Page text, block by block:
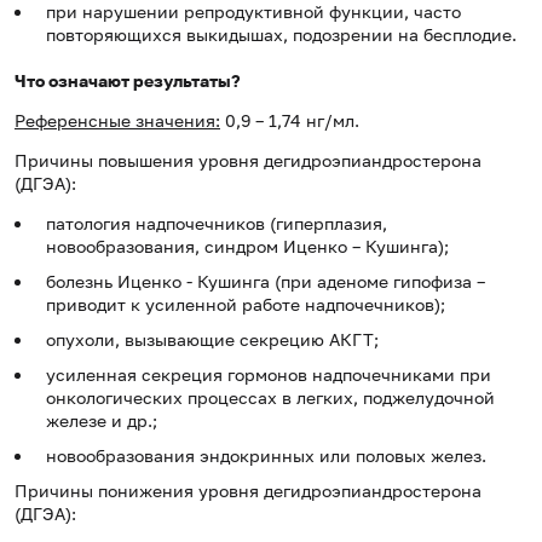
при нарушении репродуктивной функции, часто
повторяющихся выкидышах, подозрении на бесплодие.
Что означают результаты?
Референсные значения: 0,9 – 1,74 нг/мл.
Причины повышения уровня дегидроэпиандростерона
(ДГЭА):
патология надпочечников (гиперплазия,
новообразования, синдром Иценко – Кушинга);
болезнь Иценко - Кушинга (при аденоме гипофиза –
приводит к усиленной работе надпочечников);
опухоли, вызывающие секрецию АКГТ;
усиленная секреция гормонов надпочечниками при
онкологических процессах в легких, поджелудочной
железе и др.;
новообразования эндокринных или половых желез.
Причины понижения уровня дегидроэпиандростерона
(ДГЭА):